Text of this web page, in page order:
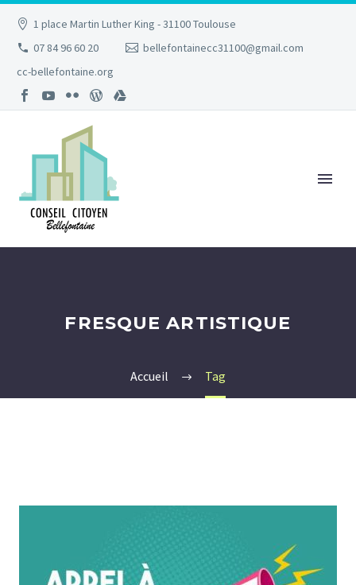
1 place Martin Luther King - 31100 Toulouse
07 84 96 60 20
bellefontainecc31100@gmail.com
cc-bellefontaine.org
FRESQUE ARTISTIQUE
Accueil Tag